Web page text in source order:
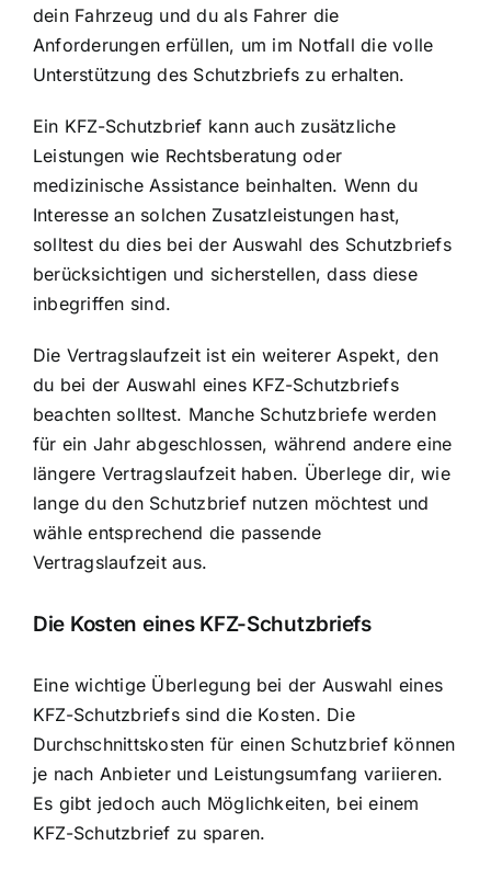
dein Fahrzeug und du als Fahrer die
Anforderungen erfüllen, um im Notfall die volle
Unterstützung des Schutzbriefs zu erhalten.
Ein KFZ-Schutzbrief kann auch zusätzliche
Leistungen wie Rechtsberatung oder
medizinische Assistance beinhalten. Wenn du
Interesse an solchen Zusatzleistungen hast,
solltest du dies bei der Auswahl des Schutzbriefs
berücksichtigen und sicherstellen, dass diese
inbegriffen sind.
Die Vertragslaufzeit ist ein weiterer Aspekt, den
du bei der Auswahl eines KFZ-Schutzbriefs
beachten solltest. Manche Schutzbriefe werden
für ein Jahr abgeschlossen, während andere eine
längere Vertragslaufzeit haben. Überlege dir, wie
lange du den Schutzbrief nutzen möchtest und
wähle entsprechend die passende
Vertragslaufzeit aus.
Die Kosten eines KFZ-Schutzbriefs
Eine wichtige Überlegung bei der Auswahl eines
KFZ-Schutzbriefs sind die Kosten. Die
Durchschnittskosten für einen Schutzbriefkönnen
je nach Anbieter und Leistungsumfang variieren.
Es gibt jedoch auch Möglichkeiten, bei einem
KFZ-Schutzbrief zu sparen.